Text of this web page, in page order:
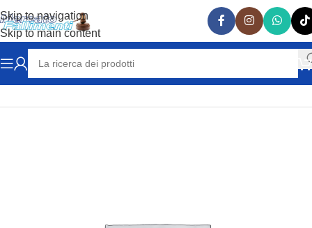
Skip to navigation
Skip to main content
Home RICAMBI AUTO LAMBORGHINI